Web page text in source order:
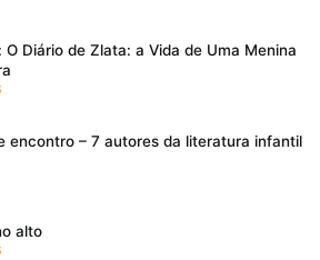
O Diário de Zlata: a Vida de Uma Menina
encontro – 7 autores da literatura infantil
alto